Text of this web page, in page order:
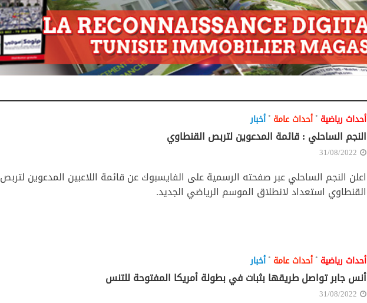
أحداث رياضية • أحداث عامة • أخبار
النجم الساحلي : قائمة المدعوين لتربص القنطاوي
31/08/2022
اعلن النجم الساحلي عبر صفحته الرسمية على الفايسبوك عن قائمة اللاعبين المدعوين لتربص
القنطاوي استعداد لانطلاق الموسم الرياضي الجديد.
أحداث رياضية • أحداث عامة • أخبار
أنس جابر تواصل طريقها بثبات في بطولة أمريكا المفتوحة للتنس
31/08/2022